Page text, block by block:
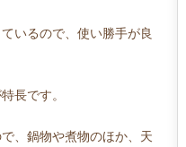
いるので、使い勝手が良
長です。
、鍋物や煮物のほか、天